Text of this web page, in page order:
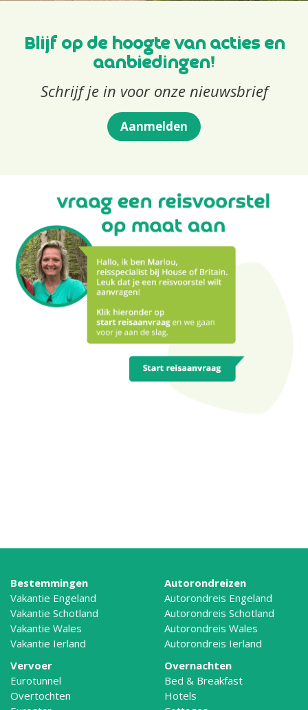
Blijf op de hoogte van acties en
aanbiedingen!
Schrijf je in voor onze nieuwsbrief
Aanmelden
Bestemmingen
Vakantie Engeland
Vakantie Schotland
Vakantie Wales
Vakantie Ierland
Autorondreizen
Autorondreis Engeland
Autorondreis Schotland
Autorondreis Wales
Autorondreis Ierland
Vervoer
Eurotunnel
Overtochten
Overnachten
Bed & Breakfast
Hotels